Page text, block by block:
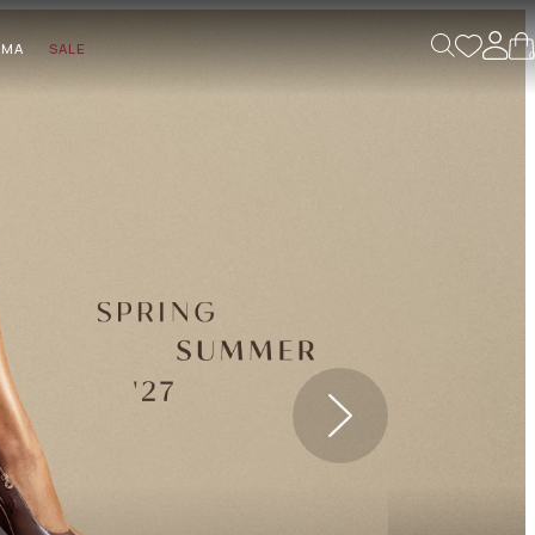
SALE 0